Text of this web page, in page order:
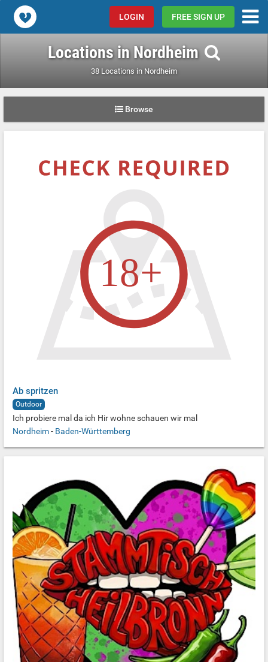
Popcorn.dating LOGIN FREE SIGN UP
Locations in Nordheim
38 Locations in Nordheim
Browse
Ab spritzen
Outdoor
Ich probiere mal da ich Hir wohne schauen wir mal
Nordheim- Baden-Württemberg